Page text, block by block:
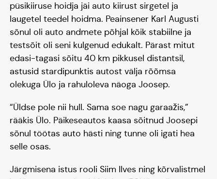
Blogi
püsikiiruse hoidja jäi auto kiirust sirgetel ja
laugetel teedel hoidma. Peainsener Karl Augusti
sõnul oli auto andmete põhjal kõik stabiilne ja
testsõit oli seni kulgenud edukalt. Pärast mitut
edasi-tagasi sõitu 40 km pikkusel distantsil,
astusid stardipunktis autost välja rõõmsa
olekuga Ülo ja rahuloleva näoga Joosep.
“Üldse pole nii hull. Sama soe nagu garaažis,”
rääkis Ülo. Päikeseautos kaasa sõitnud Joosepi
sõnul töötas auto hästi ning tunne oli igati hea
selle osas.
Järgmisena istus rooli Siim Ilves ning kõrvalistmel